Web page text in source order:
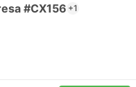
#CX156 +1